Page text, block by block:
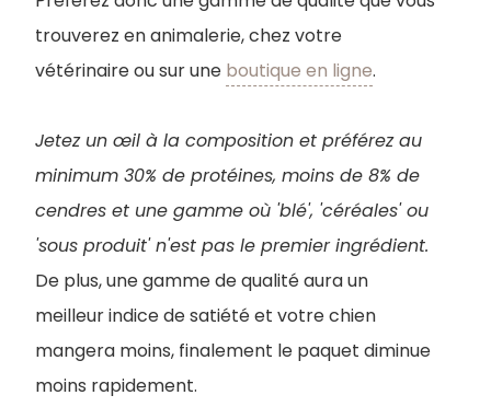
trouverez en animalerie, chez votre
vétérinaire ou sur une boutique en ligne.
Jetez un œil à la composition et préférez au
minimum 30% de protéines, moins de 8% de
cendres et une gamme où 'blé', 'céréales' ou
'sous produit' n'est pas le premier ingrédient.
De plus, une gamme de qualité aura un
meilleur indice de satiété et votre chien
mangera moins, finalement le paquet diminue
moins rapidement.